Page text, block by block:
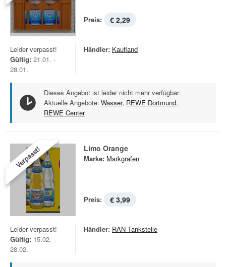
Preis: € 2,29
Leider verpasst!
Gültig: 21.01. -
28.01.
Händler: Kaufland
Dieses Angebot ist leider nicht mehr verfügbar.
Aktuelle Angebote: Wasser, REWE Dortmund,
REWE Center
Verpasst! Limo Orange
Marke: Markgrafen
Preis: € 3,99
Leider verpasst!
Gültig: 15.02. -
28.02.
Händler: RAN Tankstelle